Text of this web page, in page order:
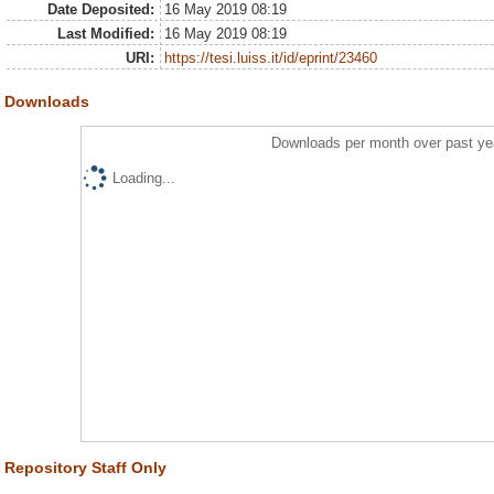
Date Deposited:
16 May 2019 08:19
Last Modified:
16 May 2019 08:19
URI:
https://tesi.luiss.it/id/eprint/23460
Downloads
Downloads per month over past
Loading...
Repository Staff Only